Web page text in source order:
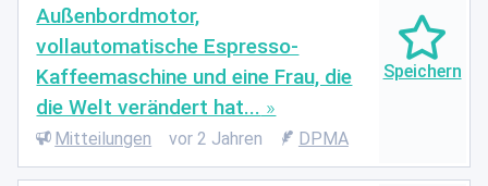
Außenbordmotor,
vollautomatische Espresso-
Kaffeemaschine und eine Frau, die
die Welt verändert hat...
Mitteilungen vor 2 Jahren DPMA